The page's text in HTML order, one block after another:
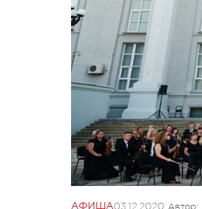
АФИША03.12.2020 Автор: